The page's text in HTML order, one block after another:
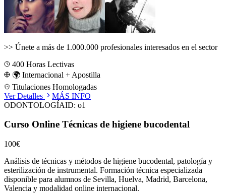
>> Únete a más de 1.000.000 profesionales interesados en el sector
400 Horas Lectivas
🌍 Internacional + Apostilla
Titulaciones Homologadas
Ver Detalles
MÁS INFO
ODONTOLOGÍAID: o1
Curso Online Técnicas de higiene bucodental
100€
Análisis de técnicas y métodos de higiene bucodental, patología y
esterilización de instrumental. Formación técnica especializada
disponible para alumnos de Sevilla, Huelva, Madrid, Barcelona,
Valencia y modalidad online internacional.